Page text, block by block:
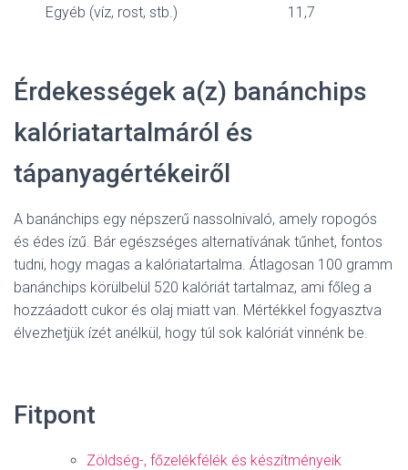
Egyéb (víz, rost, stb.) 11,7
Érdekességek a(z) banánchips
kalóriatartalmáról és
tápanyagértékeiről
A banánchips egy népszerű nassolnivaló, amely ropogós
és édes ízű. Bár egészséges alternatívának tűnhet, fontos
tudni, hogy magas a kalóriatartalma. Átlagosan 100 gramm
banánchips körülbelül 520 kalóriát tartalmaz, ami főleg a
hozzáadott cukor és olaj miatt van. Mértékkel fogyasztva
élvezhetjük ízét anélkül, hogy túl sok kalóriát vinnénk be.
Fitpont
Zöldség-, főzelékfélék és készítményeik